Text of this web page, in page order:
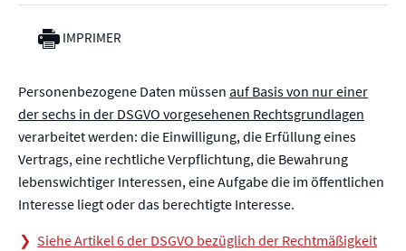
IMPRIMER
Personenbezogene Daten müssen auf Basis von nur einer
der sechs in der DSGVO vorgesehenen Rechtsgrundlagen
verarbeitet werden: die Einwilligung, die Erfüllung eines
Vertrags, eine rechtliche Verpflichtung, die Bewahrung
lebenswichtiger Interessen, eine Aufgabe die im öffentlichen
Interesse liegt oder das berechtigte Interesse.
Siehe Artikel 6 der DSGVO bezüglich der Rechtmäßigkeit